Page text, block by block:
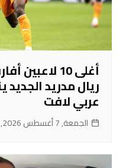
أغلى 10
ريال مدريد الجديد
عربي لافت
الجمعة, 7 أغسطس 2026, 5:54